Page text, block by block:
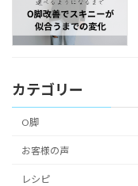
カテゴリー
O脚
お客様の声
レシピ